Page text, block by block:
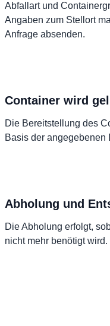
Abfallart und
Angaben zum Stellort
Anfrage absenden.
Container wird
Die Bereitstellung des
Basis der angegebenen
Abholung und
Die Abholung erfolgt,
nicht mehr benötigt wird.